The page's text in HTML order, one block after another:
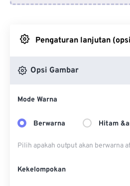
Pengaturan lanjutan
Opsi Gambar
Mode Warna
Berwarna Hitam
Pilih apakah output akan berwarna
Kekelompokan